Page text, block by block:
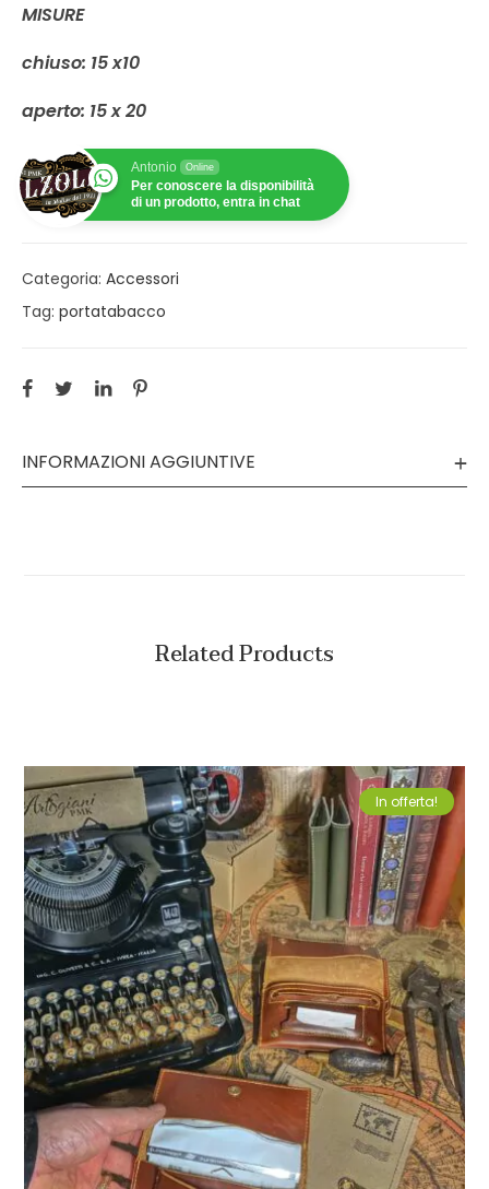
MISURE
chiuso: 15 x10
aperto: 15 x 20
Antonio Online
Per conoscere la disponibilità
di un prodotto, entra in chat
Categoria: Accessori
Tag: portatabacco
INFORMAZIONI AGGIUNTIVE
Related Products
In offerta!